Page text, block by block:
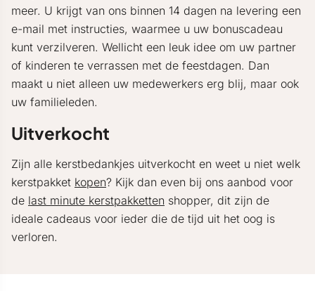
meer. U krijgt van ons binnen 14 dagen na levering een
e-mail met instructies, waarmee u uw bonuscadeau
kunt verzilveren. Wellicht een leuk idee om uw partner
of kinderen te verrassen met de feestdagen. Dan
maakt u niet alleen uw medewerkers erg blij, maar ook
uw familieleden.
Uitverkocht
Zijn alle kerstbedankjes uitverkocht en weet u niet welk
kerstpakket kopen? Kijk dan even bij ons aanbod voor
de last minute kerstpakketten shopper, dit zijn de
ideale cadeaus voor ieder die de tijd uit het oog is
verloren.